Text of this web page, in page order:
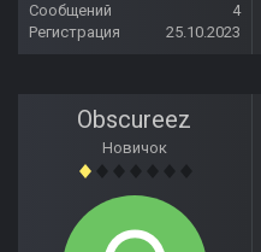
Сообщений
4
Регистрация
25.10.2023
Obscureez
Новичок